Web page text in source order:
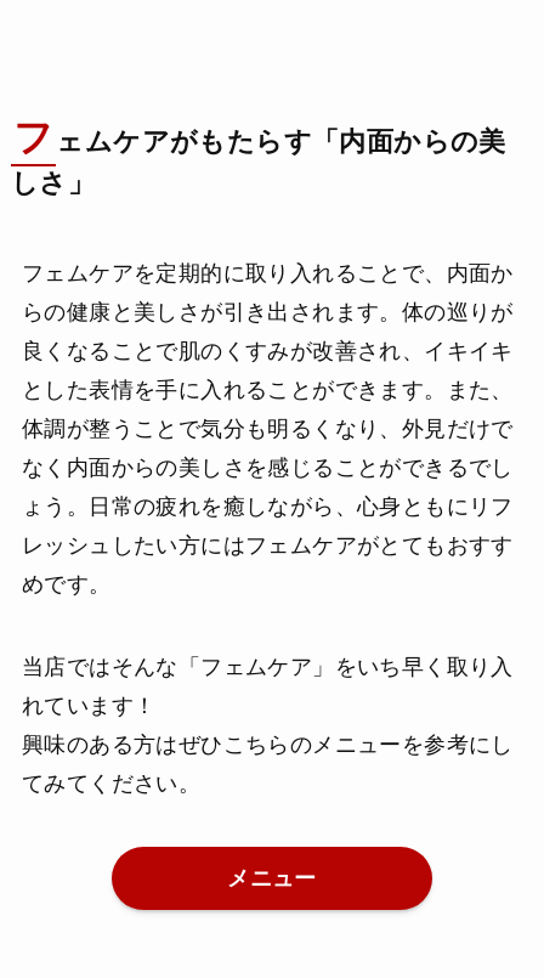
フ ェムケアがもたらす「内面からの美
しさ」
フェムケアを定期的に取り入れることで、内面か
らの健康と美しさが引き出されます。体の巡りが
良くなることで肌のくすみが改善され、イキイキ
とした表情を手に入れることができます。また、
体調が整うことで気分も明るくなり、外見だけで
なく内面からの美しさを感じることができるでし
ょう。日常の疲れを癒しながら、心身ともにリフ
レッシュしたい方にはフェムケアがとてもおすす
めです。
当店ではそんな「フェムケア」をいち早く取り入
れています！
興味のある方はぜひこちらのメニューを参考にし
てみてください。
メニュー